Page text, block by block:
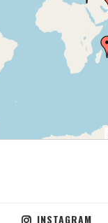
INSTAGRAM